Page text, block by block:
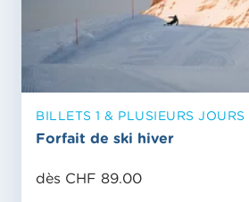
BILLETS 1 & PLUSIEURS JOURS
Forfait de ski hiver
dès CHF 89.00